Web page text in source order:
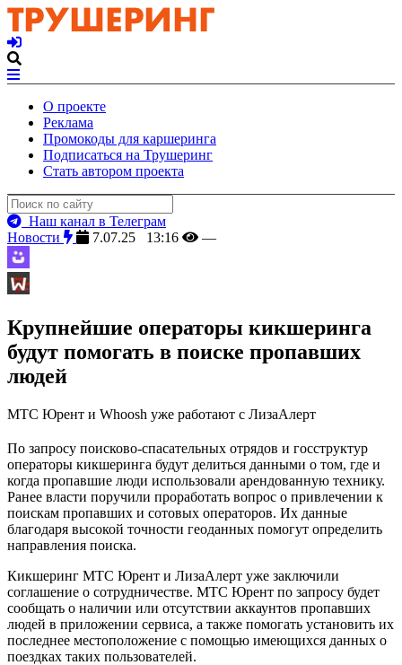
О проекте
Реклама
Промокоды для каршеринга
Подписаться на Трушеринг
Стать автором проекта
Наш канал в Телеграм
Новости
7.07.25 13:16 —
Крупнейшие операторы кикшеринга
будут помогать в поиске пропавших
людей
МТС Юрент и Whoosh уже работают с ЛизаАлерт
По запросу поисково-спасательных отрядов и госструктур
операторы кикшеринга будут делиться данными о том, где и
когда пропавшие люди использовали арендованную технику.
Ранее власти поручили проработать вопрос о привлечении к
поискам пропавших и сотовых операторов. Их данные
благодаря высокой точности геоданных помогут определить
направления поиска.
Кикшеринг МТС Юрент и ЛизаАлерт уже заключили
соглашение о сотрудничестве. МТС Юрент по запросу будет
сообщать о наличии или отсутствии аккаунтов пропавших
людей в приложении сервиса, а также помогать установить их
последнее местоположение с помощью имеющихся данных о
поездках таких пользователей.